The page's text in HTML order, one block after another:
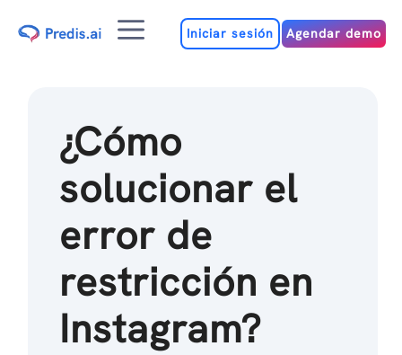
MenúIniciar sesión Agendar demo
¿Cómo
solucionar el
error de
restricción en
Instagram?